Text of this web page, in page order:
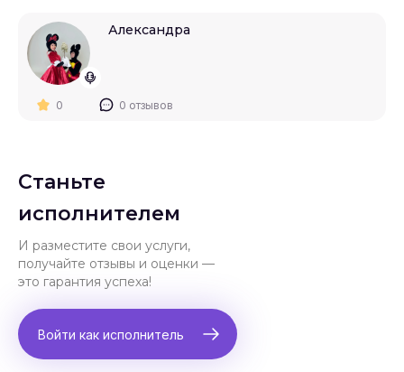
Александра
0 0 отзывов
Станьте
исполнителем
И разместите свои услуги,
получайте отзывы и оценки —
это гарантия успеха!
Войти как исполнитель